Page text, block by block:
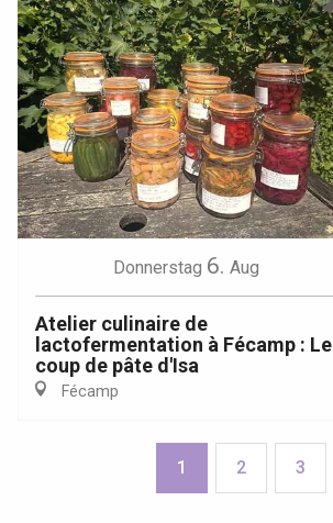
Donnerstag 6. Aug
Atelier culinaire de
lactofermentation à Fécamp : Le
coup de pâte d'Isa
Fécamp
1 2 3